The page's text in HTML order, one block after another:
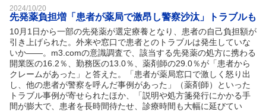
2024/10/20
先発薬負担増「患者が薬局で激昂し警察沙汰」トラブルも
10月1日から一部の先発薬が選定療養となり、患者の自己負担額が
引き上げられた。外来や窓口で患者とのトラブルは発生していな
いか――。m3.comの意識調査で、該当する先発薬の処方に携わる
開業医の16.2％、勤務医の13.0％、薬剤師の29.0％が「患者から
クレームがあった」と答えた。「患者が薬局窓口で激しく怒り出
し、他の患者が警察を呼んだ事例があった」（薬剤師）といった
トラブル事例が寄せられたほか、「説明や処方箋発行にかかる手
間が膨大で、患者を長時間待たせ、診療時間も大幅に延びてい